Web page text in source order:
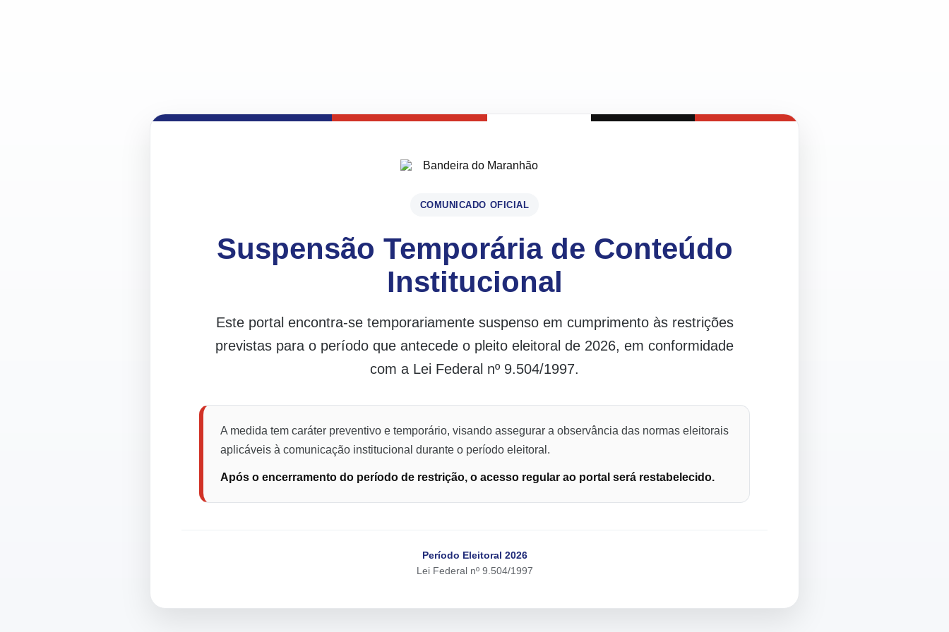
COMUNICADO OFICIAL
Suspensão Temporária de Conteúdo
Institucional
Este portal encontra-se temporariamente suspenso em cumprimento às restrições
previstas para o período que antecede o pleito eleitoral de 2026, em conformidade
com a Lei Federal nº 9.504/1997.
A medida tem caráter preventivo e temporário, visando assegurar a observância das normas eleitorais
aplicáveis à comunicação institucional durante o período eleitoral.
Após o encerramento do período de restrição, o acesso regular ao portal será restabelecido.
Período Eleitoral 2026
Lei Federal nº 9.504/1997